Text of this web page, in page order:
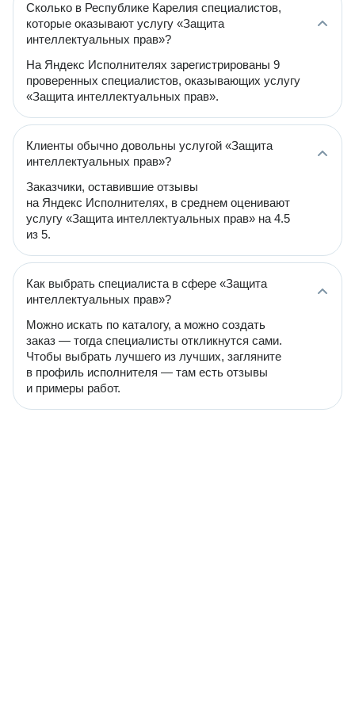
Сколько в Республике Карелия специалистов,
которые оказывают услугу «Защита
интеллектуальных прав»?
На Яндекс Исполнителях зарегистрированы 9
проверенных специалистов, оказывающих услугу
«Защита интеллектуальных прав».
Клиенты обычно довольны услугой «Защита
интеллектуальных прав»?
Заказчики, оставившие отзывы
на Яндекс Исполнителях, в среднем оценивают
услугу «Защита интеллектуальных прав» на 4.5
из 5.
Как выбрать специалиста в сфере «Защита
интеллектуальных прав»?
Можно искать по каталогу, а можно создать
заказ — тогда специалисты откликнутся сами.
Чтобы выбрать лучшего из лучших, загляните
в профиль исполнителя — там есть отзывы
и примеры работ.